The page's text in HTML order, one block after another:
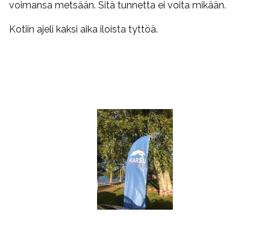
voimansa metsään. Sitä tunnetta ei voita mikään.
Kotiin ajeli kaksi aika iloista tyttöä.